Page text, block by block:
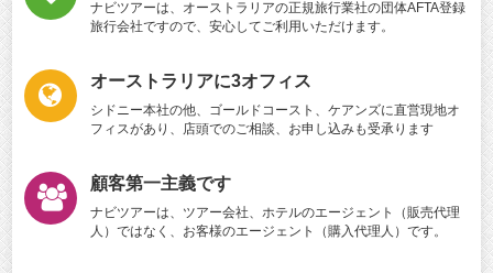
ナビツアーは、オーストラリアの正規旅行業社の団体AFTA登録
旅行会社ですので、安心してご利用いただけます。
オーストラリアに3オフィス
シドニー本社の他、ゴールドコースト、ケアンズに直営現地オ
フィスがあり、店頭でのご相談、お申し込みも受承ります
顧客第一主義です
ナビツアーは、ツアー会社、ホテルのエージェント（販売代理
人）ではなく、お客様のエージェント（購入代理人）です。